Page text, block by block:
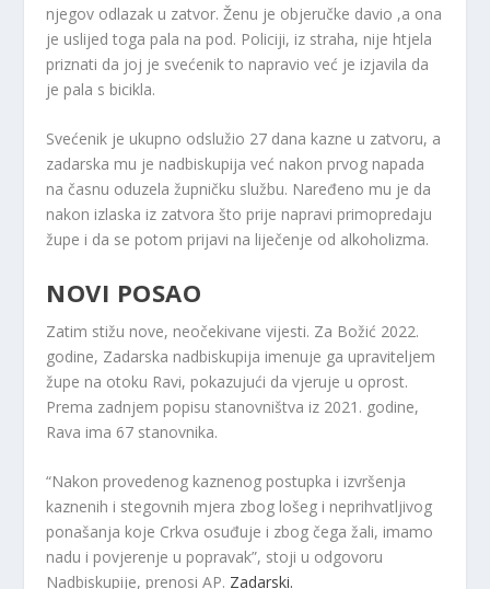
njegov odlazak u zatvor. Ženu je objeručke davio ,a ona
je uslijed toga pala na pod. Policiji, iz straha, nije htjela
priznati da joj je svećenik to napravio već je izjavila da
je pala s bicikla.
Svećenik je ukupno odslužio 27 dana kazne u zatvoru, a
zadarska mu je nadbiskupija već nakon prvog napada
na časnu oduzela župničku službu. Naređeno mu je da
nakon izlaska iz zatvora što prije napravi primopredaju
župe i da se potom prijavi na liječenje od alkoholizma.
NOVI POSAO
Zatim stižu nove, neočekivane vijesti. Za Božić 2022.
godine, Zadarska nadbiskupija imenuje ga upraviteljem
župe na otoku Ravi, pokazujući da vjeruje u oprost.
Prema zadnjem popisu stanovništva iz 2021. godine,
Rava ima 67 stanovnika.
“Nakon provedenog kaznenog postupka i izvršenja
kaznenih i stegovnih mjera zbog lošeg i neprihvatljivog
ponašanja koje Crkva osuđuje i zbog čega žali, imamo
nadu i povjerenje u popravak”, stoji u odgovoru
Nadbiskupije, prenosi AP. Zadarski.